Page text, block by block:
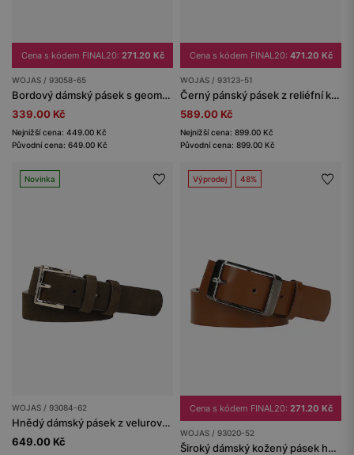
Cena s kódem FINAL20: 271.20 Kč
WOJAS / 93058-65
Bordový dámský pásek s geometrickou přezkou
339.00 Kč
Nejnižší cena: 449.00 Kč
Původní cena: 649.00 Kč
Cena s kódem FINAL20: 471.20 Kč
WOJAS / 93123-51
Černý pánský pásek z reliéfní kůže
589.00 Kč
Nejnižší cena: 899.00 Kč
Původní cena: 899.00 Kč
Novinka
WOJAS / 93084-62
Hnědý dámský pásek z velurové štípané kůže
649.00 Kč
Výprodej 48%
Cena s kódem FINAL20: 271.20 Kč
WOJAS / 93020-52
Široký dámský kožený pásek hnědý